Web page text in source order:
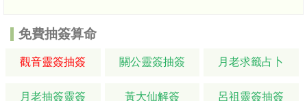
免費抽簽算命
觀音靈簽抽簽 關公靈簽抽簽 月老求籤占卜
月老抽簽靈簽 黃大仙解簽 呂祖靈簽抽簽